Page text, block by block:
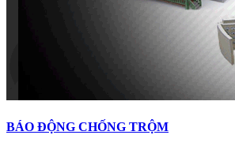
BÁO ĐỘNG CHỐNG TRỘM